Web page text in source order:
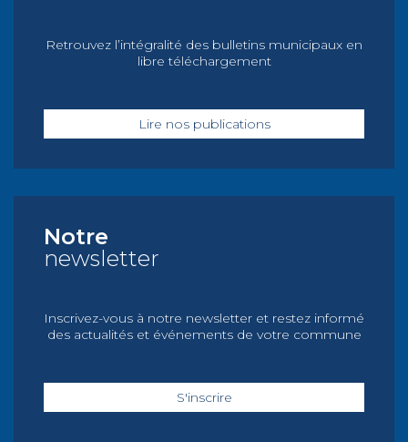
Retrouvez l’intégralité des bulletins municipaux en
libre téléchargement
Lire nos publications
Notre
newsletter
Inscrivez-vous à notre newsletter et restez informé
des actualités et événements de votre commune
S'inscrire